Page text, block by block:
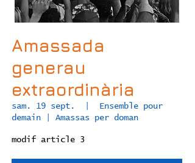
Amassada
generau
extraordinària
sam. 19 sept.
Ensemble pour
demain | Amassas per doman
modif article 3